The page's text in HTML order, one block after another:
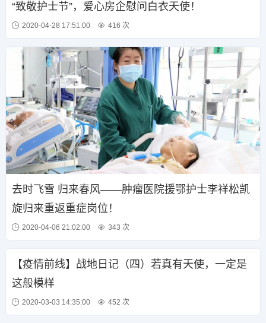
“致敬护士节”，爱心房企慰问白衣天使！
2020-04-28 17:51:00 416 次
去时飞雪 归来春风——肿瘤医院援鄂护士李祥松凯
旋归来重返重症岗位！
2020-04-06 21:02:00 343 次
【疫情前线】战地日记（四）若真有天使，一定是
这般模样
2020-03-03 14:35:00 452 次